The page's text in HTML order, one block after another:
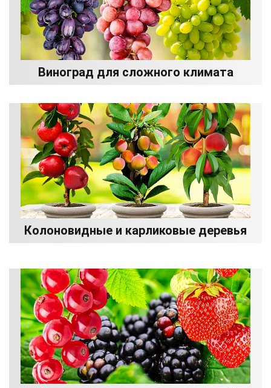
Виноград для сложного климата
Колоновидные и карликовые деревья